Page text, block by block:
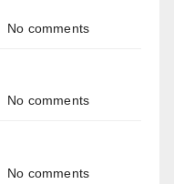
No comments
No comments
No comments